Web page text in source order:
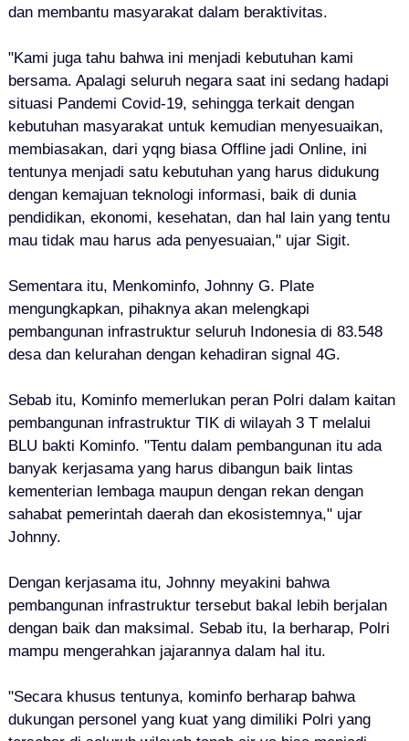
dan membantu masyarakat dalam beraktivitas.
"Kami juga tahu bahwa ini menjadi kebutuhan kami
bersama. Apalagi seluruh negara saat ini sedang hadapi
situasi Pandemi Covid-19, sehingga terkait dengan
kebutuhan masyarakat untuk kemudian menyesuaikan,
membiasakan, dari yqng biasa Offline jadi Online, ini
tentunya menjadi satu kebutuhan yang harus didukung
dengan kemajuan teknologi informasi, baik di dunia
pendidikan, ekonomi, kesehatan, dan hal lain yang tentu
mau tidak mau harus ada penyesuaian," ujar Sigit.
Sementara itu, Menkominfo, Johnny G. Plate
mengungkapkan, pihaknya akan melengkapi
pembangunan infrastruktur seluruh Indonesia di 83.548
desa dan kelurahan dengan kehadiran signal 4G.
Sebab itu, Kominfo memerlukan peran Polri dalam kaitan
pembangunan infrastruktur TIK di wilayah 3 T melalui
BLU bakti Kominfo. "Tentu dalam pembangunan itu ada
banyak kerjasama yang harus dibangun baik lintas
kementerian lembaga maupun dengan rekan dengan
sahabat pemerintah daerah dan ekosistemnya," ujar
Johnny.
Dengan kerjasama itu, Johnny meyakini bahwa
pembangunan infrastruktur tersebut bakal lebih berjalan
dengan baik dan maksimal. Sebab itu, Ia berharap, Polri
mampu mengerahkan jajarannya dalam hal itu.
"Secara khusus tentunya, kominfo berharap bahwa
dukungan personel yang kuat yang dimiliki Polri yang